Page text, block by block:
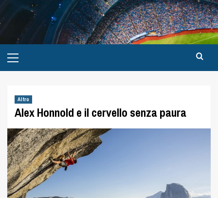
Altro
Alex Honnold e il cervello senza paura